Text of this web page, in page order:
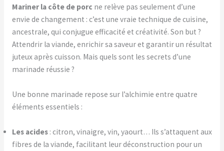
Mariner la côte de porc ne relève pas seulement d’une
envie de changement : c’est une vraie technique de cuisine,
ancestrale, qui conjugue efficacité et créativité. Son but ?
Attendrir la viande, enrichir sa saveur et garantir un résultat
juteux après cuisson. Mais quels sont les secrets d’une
marinade réussie ?
Une bonne marinade repose sur l’alchimie entre quatre
éléments essentiels :
Les acides: citron, vinaigre, vin, yaourt… Ils s’attaquent aux
fibres de la viande, facilitant leur déconstruction pour un